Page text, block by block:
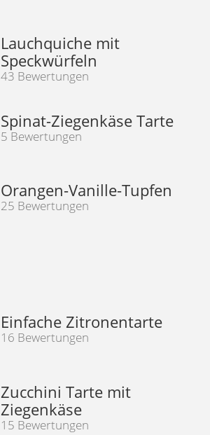
Lauchquiche mit
Speckwürfeln
43 Bewertungen
Spinat-Ziegenkäse Tarte
5 Bewertungen
Orangen-Vanille-Tupfen
25 Bewertungen
Einfache Zitronentarte
16 Bewertungen
Zucchini Tarte mit
Ziegenkäse
15 Bewertungen